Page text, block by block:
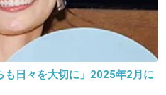
-0
も日々を大切に」2025年2月に